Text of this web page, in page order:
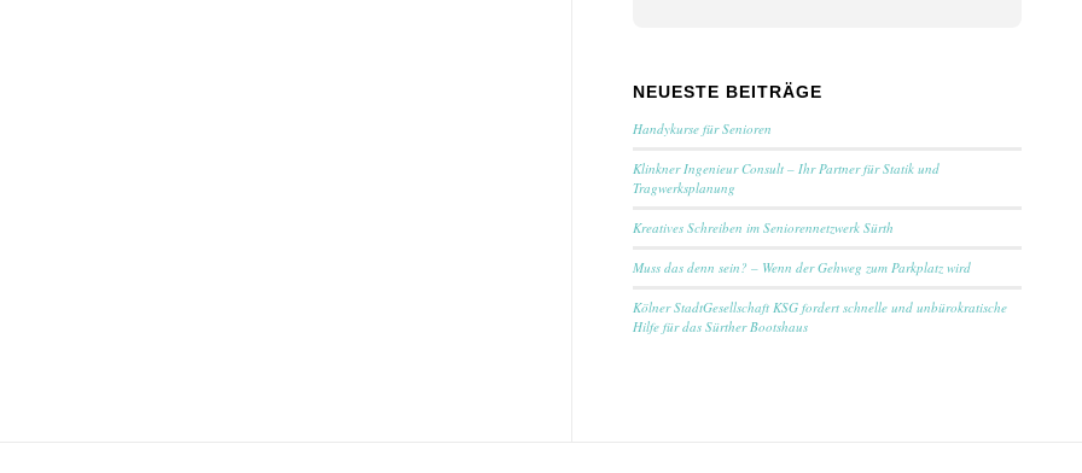
m
n
NEUESTE BEITRÄGE
Handykurse für Senioren
Klinkner Ingenieur Consult – Ihr Partner für Statik und
Tragwerksplanung
Kreatives Schreiben im Seniorennetzwerk Sürth
Muss das denn sein? – Wenn der Gehweg zum Parkplatz wird
Kölner StadtGesellschaft KSG fordert schnelle und unbürokratische
Hilfe für das Sürther Bootshaus